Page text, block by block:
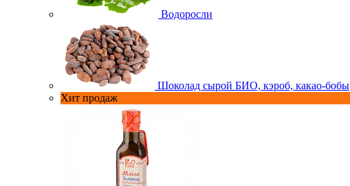
Водоросли
Шоколад сырой БИО, кэроб, какао-бобы
Хит продаж